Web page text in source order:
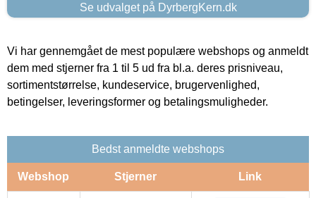
Se udvalget på DyrbergKern.dk
Vi har gennemgået de mest populære webshops og anmeldt
dem med stjerner fra 1 til 5 ud fra bl.a. deres prisniveau,
sortimentstørrelse, kundeservice, brugervenlighed,
betingelser, leveringsformer og betalingsmuligheder.
Bedst anmeldte webshops
Webshop Stjerner Link